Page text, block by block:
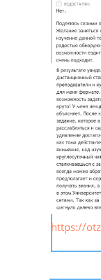
https://